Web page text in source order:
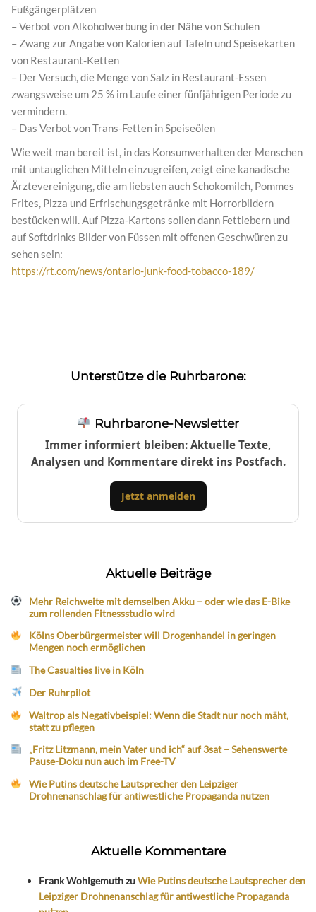
Fußgängerplätzen
– Verbot von Alkoholwerbung in der Nähe von Schulen
– Zwang zur Angabe von Kalorien auf Tafeln und Speisekarten
von Restaurant-Ketten
– Der Versuch, die Menge von Salz in Restaurant-Essen
zwangsweise um 25 % im Laufe einer fünfjährigen Periode zu
vermindern.
– Das Verbot von Trans-Fetten in Speiseölen
Wie weit man bereit ist, in das Konsumverhalten der Menschen
mit untauglichen Mitteln einzugreifen, zeigt eine kanadische
Ärztevereinigung, die am liebsten auch Schokomilch, Pommes
Frites, Pizza und Erfrischungsgetränke mit Horrorbildern
bestücken will. Auf Pizza-Kartons sollen dann Fettlebern und
auf Softdrinks Bilder von Füssen mit offenen Geschwüren zu
sehen sein:
https://rt.com/news/ontario-junk-food-tobacco-189/
Unterstütze die Ruhrbarone:
Ruhrbarone-Newsletter
Immer informiert bleiben: Aktuelle Texte,
Analysen und Kommentare direkt ins Postfach.
Jetzt anmelden
Aktuelle Beiträge
Mehr Reichweite mit demselben Akku – oder wie das E-Bike
zum rollenden Fitnessstudio wird
Kölns Oberbürgermeister will Drogenhandel in geringen
Mengen noch ermöglichen
The Casualties live in Köln
Der Ruhrpilot
Waltrop als Negativbeispiel: Wenn die Stadt nur noch mäht,
statt zu pflegen
„Fritz Litzmann, mein Vater und ich“ auf 3sat – Sehenswerte
Pause-Doku nun auch im Free-TV
Wie Putins deutsche Lautsprecher den Leipziger
Drohnenanschlag für antiwestliche Propaganda nutzen
Aktuelle Kommentare
Frank WohlgemuthzuWie Putins deutsche Lautsprecher den
Leipziger Drohnenanschlag für antiwestliche Propaganda